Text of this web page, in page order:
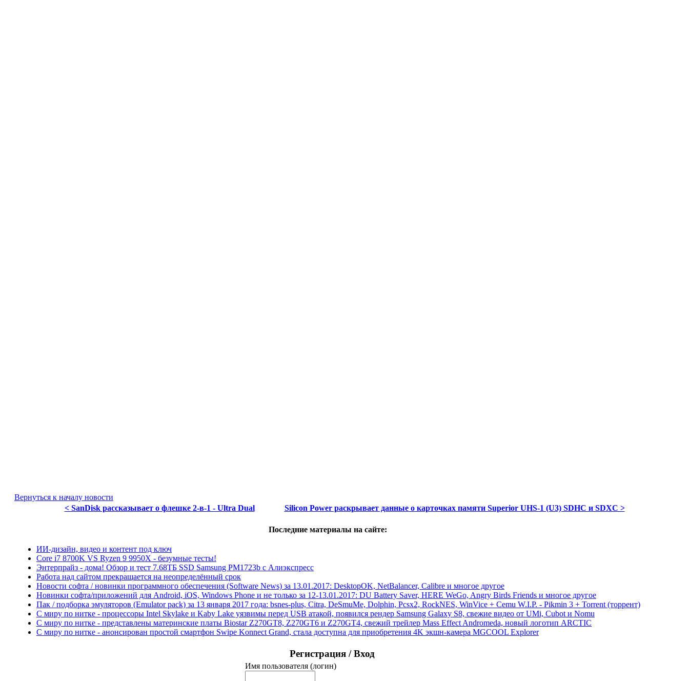
Вернуться к началу новости
< SanDisk рассказывает о флешке 2-в-1 - Ultra Dual
Silicon Power раскрывает данные о карточках памяти Superior UHS-1 (U3) SDHC и SDXC >
Последние материалы на сайте:
ИИ-дизайн, видео и контент под ключ
Core i7 8700K VS Ryzen 9 9950X - безумные тесты!
Энтерпрайз - дома! Обзор и тест 7.68ТБ SSD Samsung PM1723b с Алиэкспресс
Работа над сайтом прекращается на неопределённый срок
Новости софта / новинки программного обеспечения (Software News) за 13.01.2017: DesktopOK, NetBalancer, Calibre и многое другое
Новинки софта/приложений для Android, iOS, Windows Phone и не только за 12-13.01.2017: DU Battery Saver, HERE WeGo, Angry Birds Friends и многое другое
Пак / подборка эмуляторов (Emulator pack) за 13 января 2017 года: bsnes-plus, Citra, DeSmuMe, Dolphin, Pcsx2, RockNES, WinVice + Cemu W.I.P. - Pikmin 3 + Torrent (торрент)
С миру по нитке - процессоры Intel Skylake и Kaby Lake уязвимы перед USB атакой, появился рендер Samsung Galaxy S8, свежие видео от UMi, Cubot и Nomu
С миру по нитке - представлены материнские платы Biostar Z270GT8, Z270GT6 и Z270GT4, свежий трейлер Mass Effect Andromeda, новый логотип ARCTIC
С миру по нитке - анонсирован простой смартфон Swipe Konnect Grand, стала доступна для приобретения 4K экшн-камера MGCOOL Explorer
Регистрация / Вход
Имя пользователя (логин)